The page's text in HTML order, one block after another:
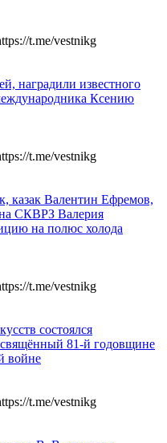
t.me/vestnikg
наградили известного
Ксению
t.me/vestnikg
казак Валентин Ефремов,
СКВРЗ Валерия
на полюс холода
t.me/vestnikg
состоялся
81-й годовщине
войне
t.me/vestnikg